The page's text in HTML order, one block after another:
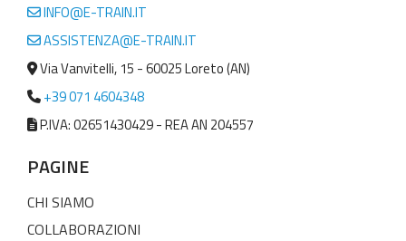
INFO@E-TRAIN.IT
ASSISTENZA@E-TRAIN.IT
Via Vanvitelli, 15 - 60025 Loreto (AN)
+39 071 4604348
P.IVA: 02651430429 - REA AN 204557
PAGINE
CHI SIAMO
COLLABORAZIONI